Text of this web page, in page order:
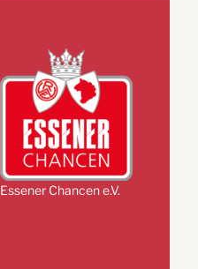
Essener Chancen e.V.